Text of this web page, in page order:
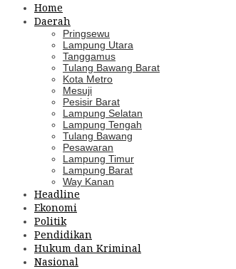
Home
Daerah
Pringsewu
Lampung Utara
Tanggamus
Tulang Bawang Barat
Kota Metro
Mesuji
Pesisir Barat
Lampung Selatan
Lampung Tengah
Tulang Bawang
Pesawaran
Lampung Timur
Lampung Barat
Way Kanan
Headline
Ekonomi
Politik
Pendidikan
Hukum dan Kriminal
Nasional